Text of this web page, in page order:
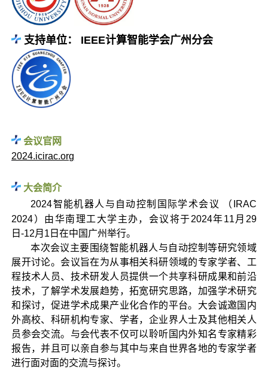
支持单位： IEEE计算智能学会广州分会
会议官网
2024.icirac.org
大会简介
2024智能机器人与自动控制国际学术会议 （IRAC
2024）由华南理工大学主办，会议将于2024年11月29
日-12月1日在中国广州举行。
本次会议主要围绕智能机器人与自动控制等研究领域
展开讨论。会议旨在为从事相关科研领域的专家学者、工
程技术人员、技术研发人员提供一个共享科研成果和前沿
技术，了解学术发展趋势，拓宽研究思路，加强学术研究
和探讨，促进学术成果产业化合作的平台。大会诚邀国内
外高校、科研机构专家、学者，企业界人士及其他相关人
员参会交流。与会代表不仅可以聆听国内外知名专家精彩
报告，并且可以亲自参与其中与来自世界各地的专家学者
进行面对面的交流与探讨。